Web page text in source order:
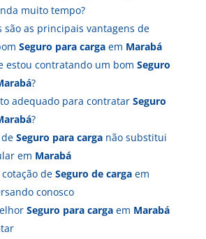
muito tempo?
são as principais vantagens de
Seguro para cargaem Marabá
estou contratando um bom Seguro
?
adequado para contratar Seguro
?
Seguro para carganão substitui
em Marabá
de Seguro de cargaem
conosco
Seguro para cargaem Marabá